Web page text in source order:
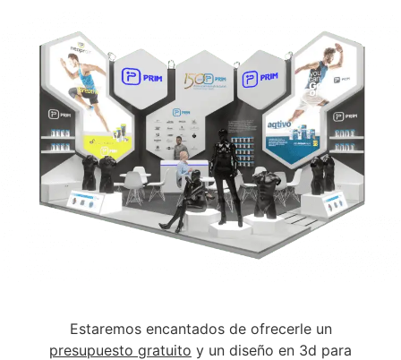
Estaremos encantados de ofrecerle un
presupuesto gratuito y un diseño en 3d para